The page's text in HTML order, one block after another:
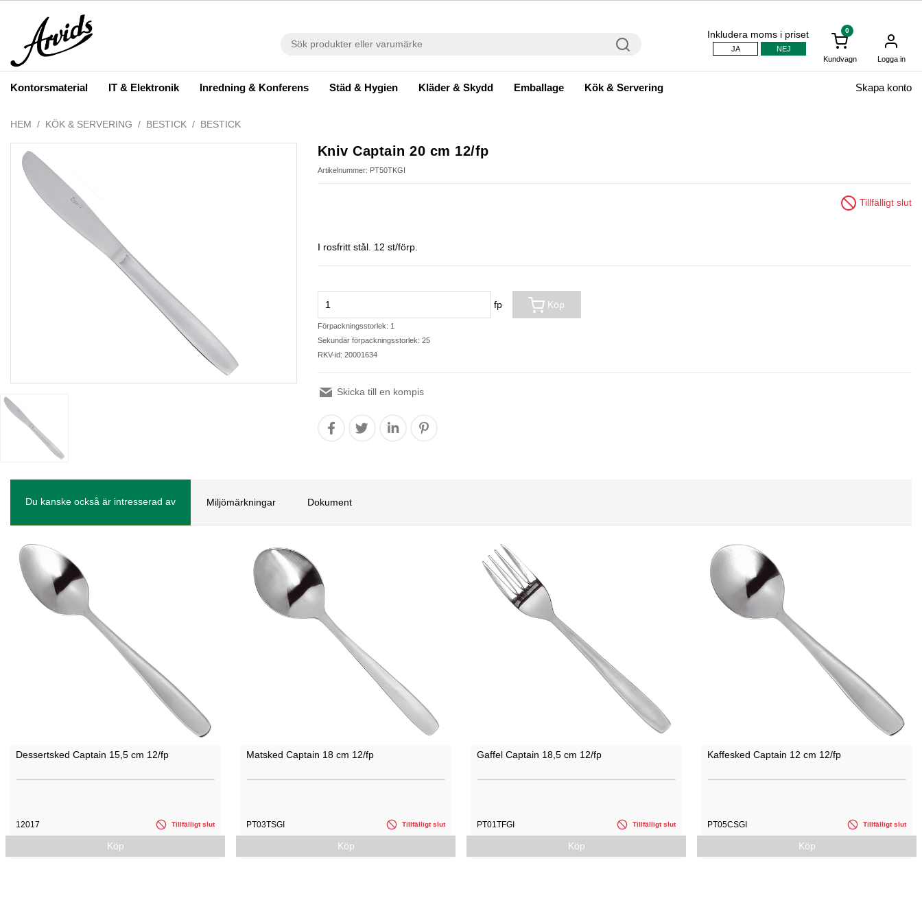
Inkludera moms i priset
JA NEJ
0
Kundvagn Logga in
Kontorsmaterial IT & Elektronik Inredning & Konferens Städ & Hygien Kläder & Skydd Emballage Kök & Servering Skapa konto
HEM KÖK & SERVERING BESTICK BESTICK
Kniv Captain 20 cm 12/fp
Artikelnummer: PT50TKGI
Tillfälligt slut
I rosfritt stål. 12 st/förp.
fp
Förpackningsstorlek: 1
Sekundär förpackningsstorlek: 25
RKV-id: 20001634
Köp
Skicka till en kompis
Du kanske också är intresserad av Miljömärkningar Dokument
Dessertsked Captain 15,5 cm 12/fp
12017 Tillfälligt slut
Köp
Matsked Captain 18 cm 12/fp
PT03TSGI Tillfälligt slut
Köp
Gaffel Captain 18,5 cm 12/fp
PT01TFGI Tillfälligt slut
Köp
Kaffesked Captain 12 cm 12/fp
PT05CSGI Tillfälligt slut
Köp